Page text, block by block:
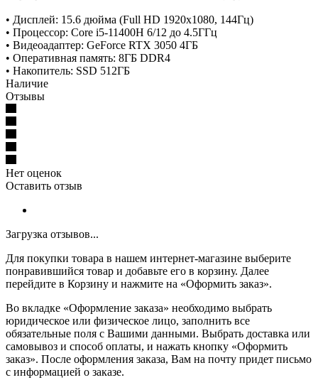
• Дисплей: 15.6 дюйма (Full HD 1920x1080, 144Гц)
• Процессор: Core i5-11400H 6/12 до 4.5ГГц
• Видеоадаптер: GeForce RTX 3050 4ГБ
• Оперативная память: 8ГБ DDR4
• Накопитель: SSD 512ГБ
Наличие
Отзывы
Нет оценок
Оставить отзыв
Загрузка отзывов...
Для покупки товара в нашем интернет-магазине выберите
понравившийся товар и добавьте его в корзину. Далее
перейдите в Корзину и нажмите на «Оформить заказ».
Во вкладке «Оформление заказа» необходимо выбрать
юридическое или физическое лицо, заполнить все
обязательные поля с Вашими данными. Выбрать доставка или
самовывоз и способ оплаты, и нажать кнопку «Оформить
заказ». После оформления заказа, Вам на почту придет письмо
с информацией о заказе.